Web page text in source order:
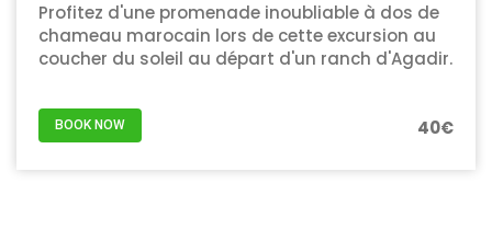
Profitez d'une promenade inoubliable à dos de
chameau marocain lors de cette excursion au
coucher du soleil au départ d'un ranch d'Agadir.
BOOK NOW 40€